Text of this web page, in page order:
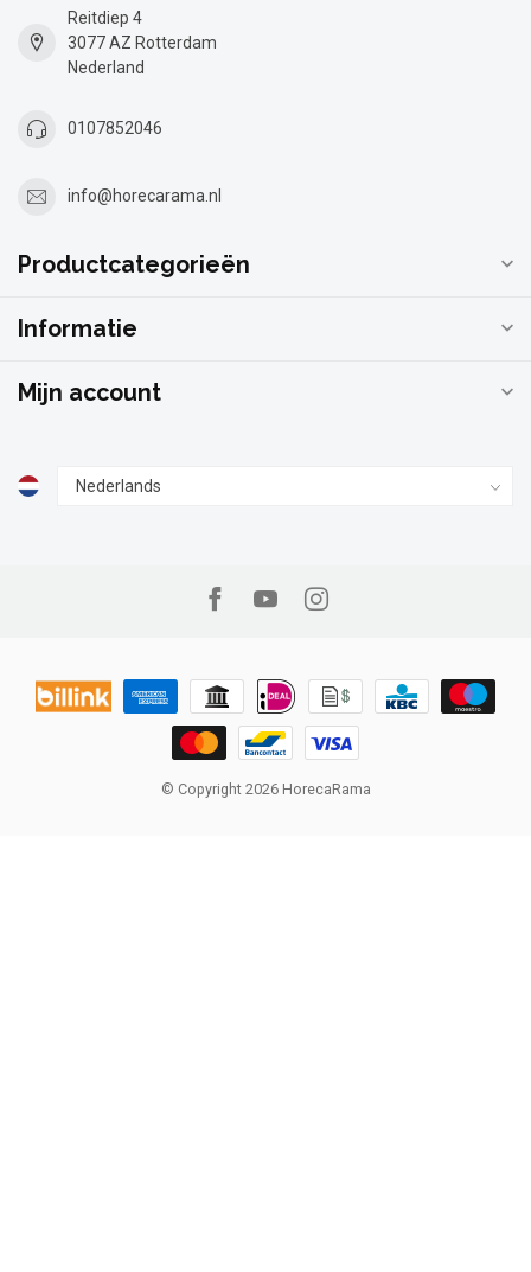
Reitdiep 4
3077 AZ Rotterdam
Nederland
0107852046
info@horecarama.nl
Productcategorieën
Informatie
Mijn account
© Copyright 2026 HorecaRama